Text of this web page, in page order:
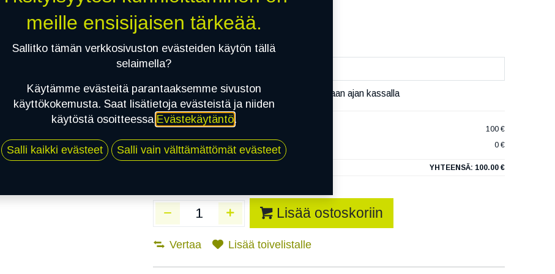
Asennuspalvelu
Mikäli valitset asennuksen, pääset varaamaan ajan kassalla
1X 205/65R15 94H TRIANGLE AGILEX A/T TR292
100 €
EI ASENNUSTA
0 €
YHTEENSÄ: 100.00 €
Lisää ostoskoriin
Vertaa Lisää toivelistalle
meille ensisijaisen tärkeää.
Sallitko tämän verkkosivuston evästeiden käytön tällä
selaimella?
Käytämme evästeitä parantaaksemme sivuston
käyttökokemusta. Saat lisätietoja evästeistä ja niiden
käytöstä osoitteessa Evästekäytäntö.
Salli kaikki evästeet Salli vain välttämättömät evästeet